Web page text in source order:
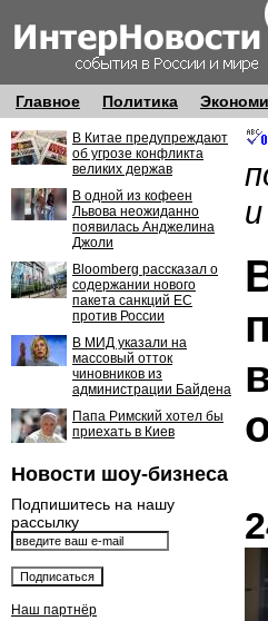
Главное Политика
В Китае предупреждают
об угрозе конфликта
великих держав
В одной из кофеен
Львова неожиданно
появилась Анджелина
Джоли
Bloomberg рассказал о
содержании нового
пакета санкций ЕС
против России
В МИД указали на
массовый отток
чиновников из
администрации Байдена
Папа Римский хотел бы
приехать в Киев
Новости шоу-бизнеса
Подпишитесь на нашу
рассылку
Наш партнёр